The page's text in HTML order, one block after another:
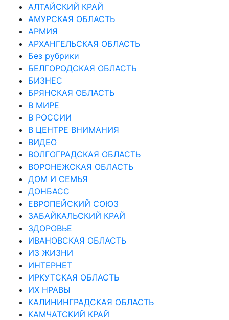
АЛТАЙСКИЙ КРАЙ
АМУРСКАЯ ОБЛАСТЬ
АРМИЯ
АРХАНГЕЛЬСКАЯ ОБЛАСТЬ
Без рубрики
БЕЛГОРОДСКАЯ ОБЛАСТЬ
БИЗНЕС
БРЯНСКАЯ ОБЛАСТЬ
В МИРЕ
В РОССИИ
В ЦЕНТРЕ ВНИМАНИЯ
ВИДЕО
ВОЛГОГРАДСКАЯ ОБЛАСТЬ
ВОРОНЕЖСКАЯ ОБЛАСТЬ
ДОМ И СЕМЬЯ
ДОНБАСС
ЕВРОПЕЙСКИЙ СОЮЗ
ЗАБАЙКАЛЬСКИЙ КРАЙ
ЗДОРОВЬЕ
ИВАНОВСКАЯ ОБЛАСТЬ
ИЗ ЖИЗНИ
ИНТЕРНЕТ
ИРКУТСКАЯ ОБЛАСТЬ
ИХ НРАВЫ
КАЛИНИНГРАДCКАЯ ОБЛАСТЬ
КАМЧАТСКИЙ КРАЙ